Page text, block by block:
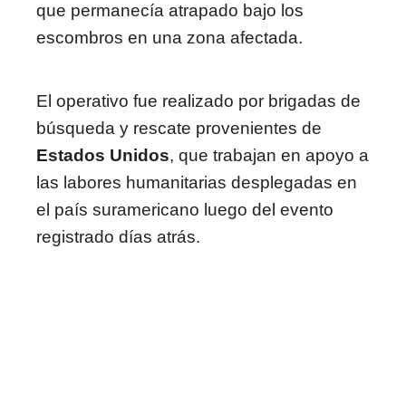
que permanecía atrapado bajo los
escombros en una zona afectada.
El operativo fue realizado por brigadas de
búsqueda y rescate provenientes de
Estados Unidos, que trabajan en apoyo a
las labores humanitarias desplegadas en
el país suramericano luego del evento
registrado días atrás.